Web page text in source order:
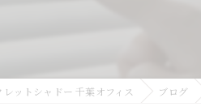
ットシャドー 千葉オフィス ブログ